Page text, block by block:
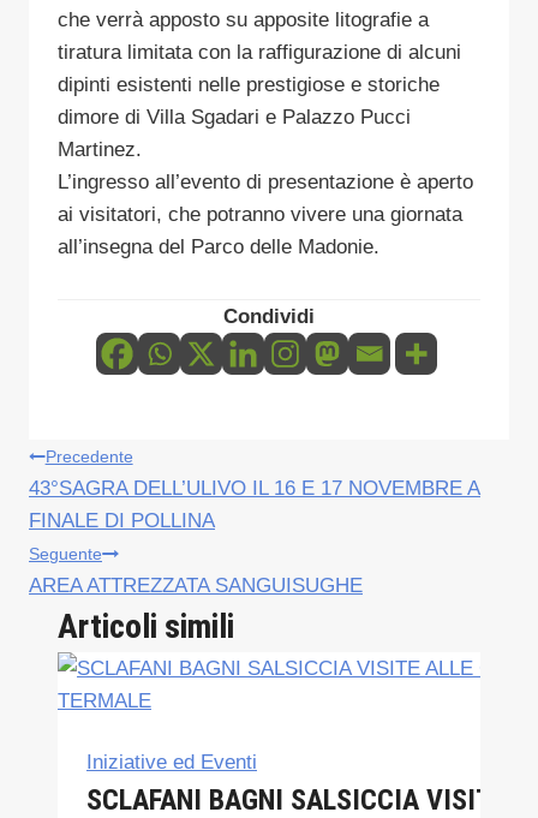
che verrà apposto su apposite litografie a
tiratura limitata con la raffigurazione di alcuni
dipinti esistenti nelle prestigiose e storiche
dimore di Villa Sgadari e Palazzo Pucci
Martinez.
L’ingresso all’evento di presentazione è aperto
ai visitatori, che potranno vivere una giornata
all’insegna del Parco delle Madonie.
Condividi
Navigazione
articoli
Precedente
43°SAGRA DELL’ULIVO IL 16 E 17 NOVEMBRE A
FINALE DI POLLINA
Seguente
AREA ATTREZZATA SANGUISUGHE
Articoli simili
Iniziative ed Eventi
SCLAFANI BAGNI SALSICCIA VISITE